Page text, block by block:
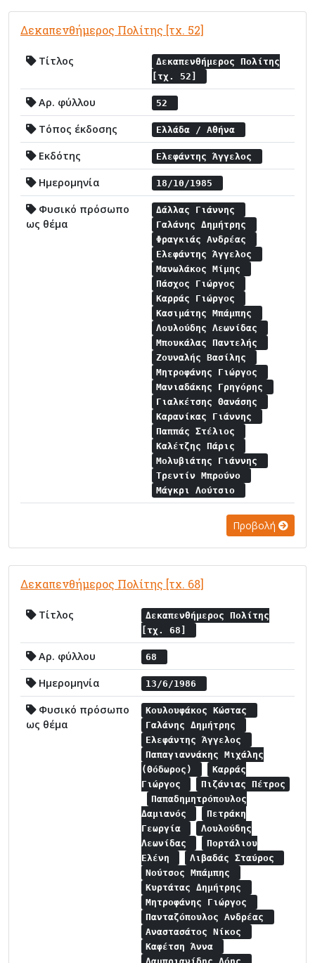
Δεκαπενθήμερος Πολίτης [τχ. 52]
Τίτλος
Δεκαπενθήμερος Πολίτης
[τχ. 52]
Αρ. φύλλου 52
Τόπος έκδοσης Ελλάδα / Αθήνα
Εκδότης Ελεφάντης Άγγελος
Ημερομηνία 18/10/1985
Φυσικό πρόσωπο
ως θέμα
Δάλλας Γιάννης
Γαλάνης Δημήτρης
Φραγκιάς Ανδρέας
Ελεφάντης Άγγελος
Μανωλάκος Μίμης
Πάσχος Γιώργος
Καρράς Γιώργος
Κασιμάτης Μπάμπης
Λουλούδης Λεωνίδας
Μπουκάλας Παντελής
Ζουναλής Βασίλης
Μητροφάνης Γιώργος
Μανιαδάκης Γρηγόρης
Γιαλκέτσης Θανάσης
Καρανίκας Γιάννης
Παππάς Στέλιος
Καλέτζης Πάρις
Μολυβιάτης Γιάννης
Τρεντίν Μπρούνο
Μάγκρι Λούτσιο
Προβολή
Δεκαπενθήμερος Πολίτης [τχ. 68]
Τίτλος
Δεκαπενθήμερος Πολίτης
[τχ. 68]
Αρ. φύλλου 68
Ημερομηνία 13/6/1986
Φυσικό πρόσωπο
ως θέμα
Κουλουφάκος Κώστας
Γαλάνης Δημήτρης
Ελεφάντης Άγγελος
Παπαγιαννάκης Μιχάλης
(Θόδωρος)
Καρράς
Γιώργος
Πιζάνιας Πέτρος
Παπαδημητρόπουλος
Δαμιανός
Πετράκη
Γεωργία
Λουλούδης
Λεωνίδας
Πορτάλιου
Ελένη
Λιβαδάς Σταύρος
Νούτσος Μπάμπης
Κυρτάτας Δημήτρης
Μητροφάνης Γιώργος
Πανταζόπουλος Ανδρέας
Αναστασάτος Νίκος
Καφέτση Άννα